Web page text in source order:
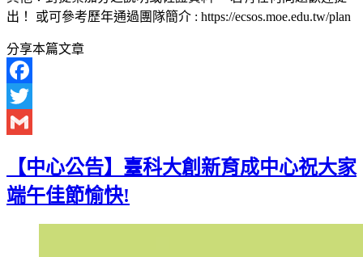
出！ 或可參考歷年通過團隊簡介 : https://ecsos.moe.edu.tw/plan
分享本篇文章
Facebook
Twitter
【中心公告】臺科大創新育成中心祝大家
端午佳節愉快!